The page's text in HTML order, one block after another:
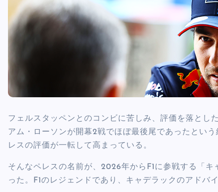
フェルスタッペンとのコンビに苦しみ、評価を落とし
アム・ローソンが開幕2戦でほぼ最後尾であったとい
レスの評価が一転して高まっている。
そんなペレスの名前が、2026年からF1に参戦する「
った。F1のレジェンドであり、キャデラックのアドバ